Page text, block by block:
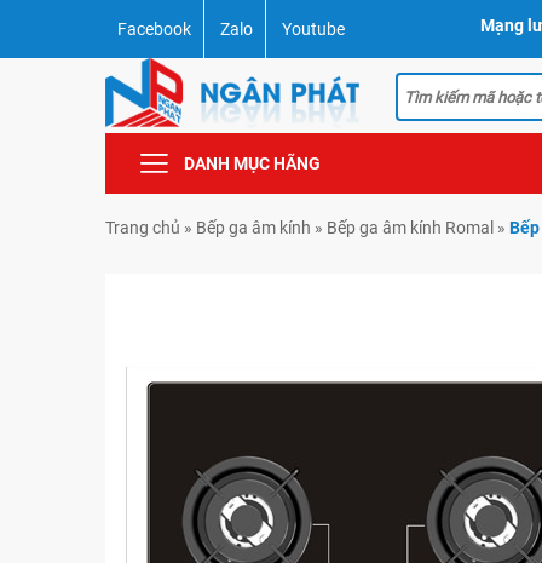
Facebook Zalo Youtube Mạng
DANH MỤC HÃNG
Trang chủ » Bếp ga âm kính » Bếp ga âm kính Romal »